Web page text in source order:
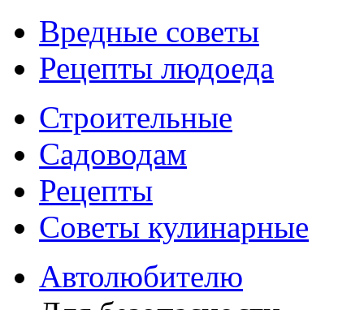
Вредные советы
Рецепты людоеда
Строительные
Садоводам
Рецепты
Советы кулинарные
Автолюбителю